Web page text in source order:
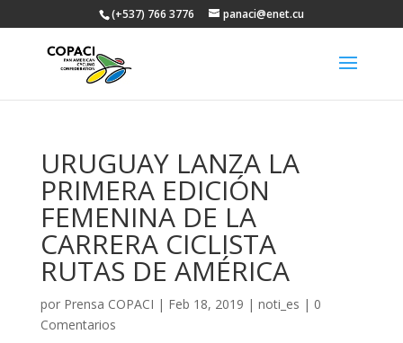
(+537) 766 3776 panaci@enet.cu
URUGUAY LANZA LA
PRIMERA EDICIÓN
FEMENINA DE LA
CARRERA CICLISTA
RUTAS DE AMÉRICA
por Prensa COPACI | Feb 18, 2019 | noti_es | 0
Comentarios